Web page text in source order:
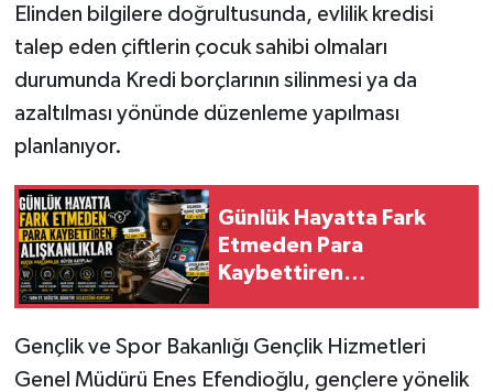
Elinden bilgilere doğrultusunda, evlilik kredisi
talep eden çiftlerin çocuk sahibi olmaları
durumunda Kredi borçlarının silinmesi ya da
azaltılması yönünde düzenleme yapılması
planlanıyor.
Günlük Hayatta Fark
Etmeden Para
Kaybettiren
Gençlik ve Spor Bakanlığı Gençlik Hizmetleri
Genel Müdürü Enes Efendioğlu, gençlere yönelik